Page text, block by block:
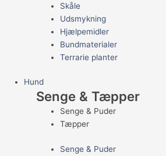
Skåle
Udsmykning
Hjælpemidler
Bundmaterialer
Terrarie planter
Hund
Senge & Tæpper
Senge & Puder
Tæpper
Senge & Puder